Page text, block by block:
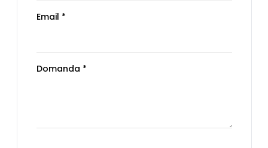
Email *
Domanda *